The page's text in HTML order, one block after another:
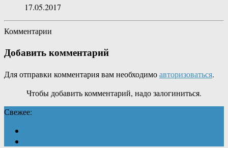
17.05.2017
Комментарии
Добавить комментарий
Для отправки комментария вам необходимоавторизоваться.
Чтобы добавить комментарий, надо залогиниться.
Свежее: